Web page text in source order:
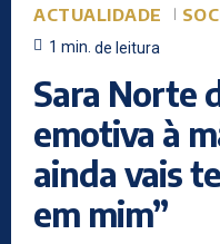
ACTUALIDADE
1 min. de leitura
Sara Norte
emotiva à
ainda vais
em mim”